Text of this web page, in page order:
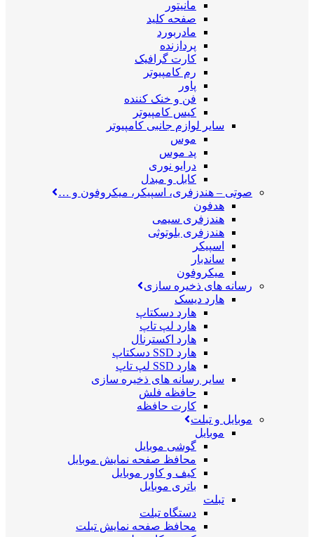
مانیتور
صفحه کلید
مادربورد
پردازنده
کارت گرافیک
رم کامپیوتر
پاور
فن و خنک کننده
کیس کامپیوتر
سایر لوازم جانبی کامپیوتر
موس
پد موس
درایو نوری
کابل و مبدل
صوتی – هندزفری، اسپیکر، میکروفون و …
هدفون
هندزفری سیمی
هندزفری بلوتوثی
اسپیکر
ساندبار
میکروفون
رسانه های ذخیره سازی
هارد دیسک
هارد دسکتاپ
هارد لپ تاپ
هارد اکسترنال
هارد SSD دسکتاپ
هارد SSD لپ تاپ
سایر رسانه های ذخیره سازی
حافظه فلش
کارت حافظه
موبایل و تبلت
موبایل
گوشی موبایل
محافظ صفحه نمایش موبایل
کیف و کاور موبایل
باتری موبایل
تبلت
دستگاه تبلت
محافظ صفحه نمایش تبلت